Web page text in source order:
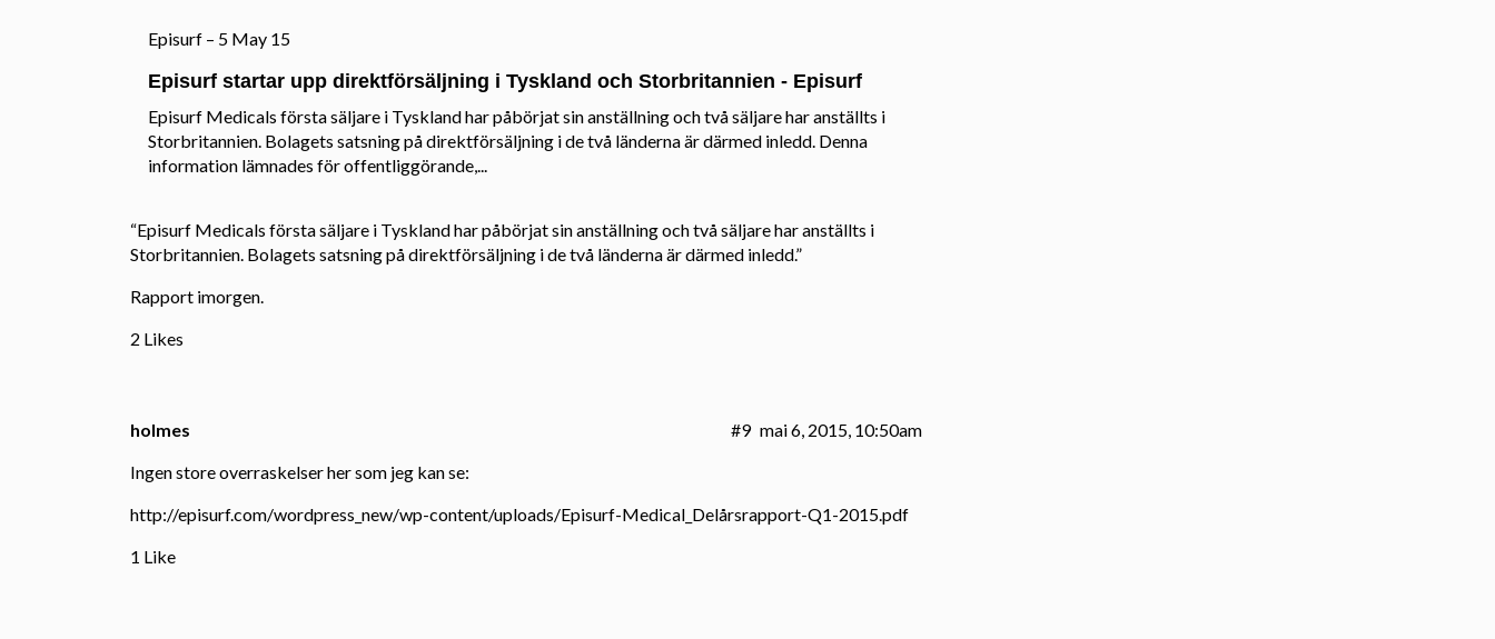
Episurf – 5 May 15
Episurf startar upp direktförsäljning i Tyskland och Storbritannien - Episurf
Episurf Medicals första säljare i Tyskland har påbörjat sin anställning och två säljare har anställts i
Storbritannien. Bolagets satsning på direktförsäljning i de två länderna är därmed inledd. Denna
information lämnades för offentliggörande,...
“Episurf Medicals första säljare i Tyskland har påbörjat sin anställning och två säljare har anställts i
Storbritannien. Bolagets satsning på direktförsäljning i de två länderna är därmed inledd.”
Rapport imorgen.
2 Likes
holmes mai 6, 2015, 10:50am
#9
Ingen store overraskelser her som jeg kan se:
http://episurf.com/wordpress_new/wp-content/uploads/Episurf-Medical_Delårsrapport-Q1-2015.pdf
1 Like